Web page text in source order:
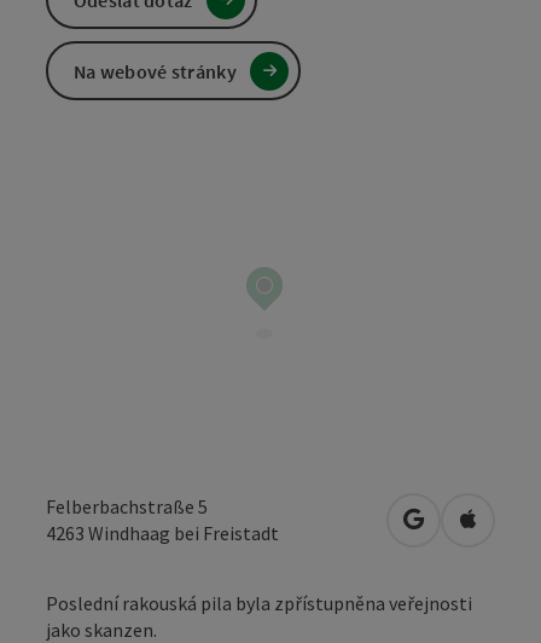
Felberbachstraße 5
4263 Windhaag bei Freistadt Otevřít vOtevřít
Poslední rakouská pila byla zpřístupněna veřejnosti
jako skanzen.
Na webové stránky